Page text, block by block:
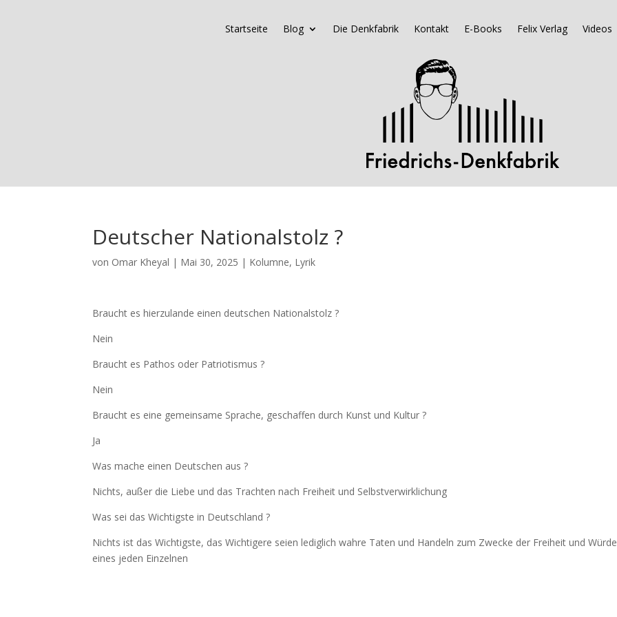
Startseite Blog Die Denkfabrik Kontakt E-Books Felix Verlag Videos
Deutscher Nationalstolz ?
von Omar Kheyal | Mai 30, 2025 | Kolumne, Lyrik
Braucht es hierzulande einen deutschen Nationalstolz ?
Nein
Braucht es Pathos oder Patriotismus ?
Nein
Braucht es eine gemeinsame Sprache, geschaffen durch Kunst und Kultur ?
Ja
Was mache einen Deutschen aus ?
Nichts, außer die Liebe und das Trachten nach Freiheit und Selbstverwirklichung
Was sei das Wichtigste in Deutschland ?
Nichts ist das Wichtigste, das Wichtigere seien lediglich wahre Taten und Handeln zum Zwecke der Freiheit und Würde
eines jeden Einzelnen